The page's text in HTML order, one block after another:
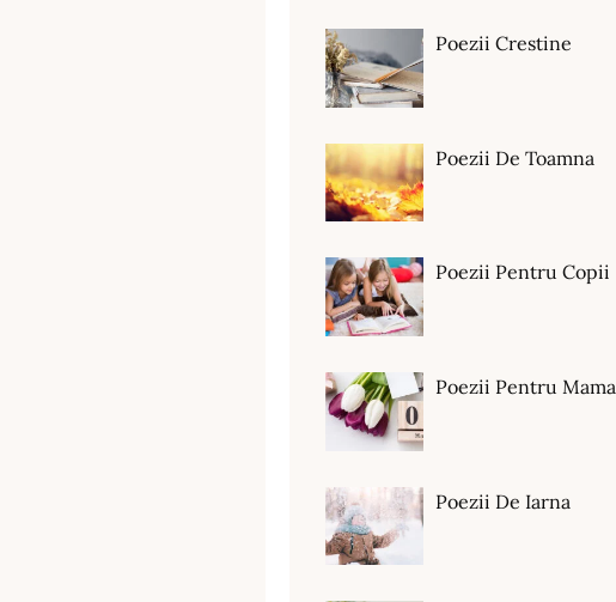
Poezii Crestine
Poezii De Toamna
Poezii Pentru Copii
Poezii Pentru Mama
Poezii De Iarna